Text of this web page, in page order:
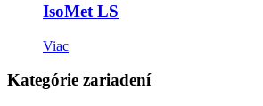
IsoMet LS
Viac
Kategórie zariadení